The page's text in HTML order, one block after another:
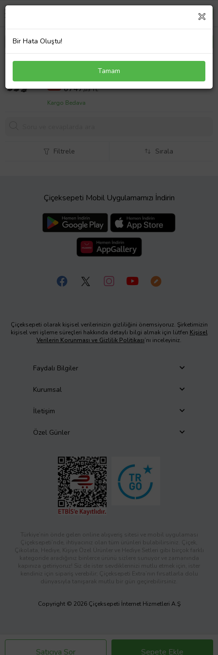
Kia Carens 2002-2006 Arası ile Uyumlu FLY Model
Ara Atkı Tavan Barı GRİ 3 ADET BAR
%20 8433,79 TL
6747,03 TL
Kargo Bedava
Satıcıya Sor Sepete Ekle
Filtrele Sırala
Çiçeksepeti Mobil Uygulamamızı İndirin
Çiçeksepeti olarak kişisel verilerinizin gizliliğini önemsiyoruz. Şirketimizin
kişisel veri işleme süreçleri hakkında detaylı bilgi almak için lütfen Kişisel
Verilerin Korunması ve Gizlilik Politikası’nı inceleyiniz.
Faydalı Bilgiler
Kurumsal
İletişim
Özel Günler
Türkiye’nin önde gelen online alışveriş sitesi ve mobil uygulaması
Çiçeksepeti’nde, ihtiyacınız olan tüm ürünleri bulabilirsiniz. Çiçek,
Çikolata, Hediye, Kişiye Özel Ürünler ve Hediye Setleri gibi birçok farklı
kategoride aradığınız binlerce ürünü sizlere sunuyor ve zamanında
kapınıza getiriyoruz! Siz de ister sevdiklerinizi mutlu etmek için, ister
kendiniz için sipariş verebilir; Çiçeksepeti Extra’nın fırsatlarla dolu
dünyasıyla tanışarak mutlu bir gün geçirebilirsiniz.
Copyright © 2026 Çiçeksepeti İnternet Hizmetleri A.Ş
Bir Hata Oluştu!
Tamam